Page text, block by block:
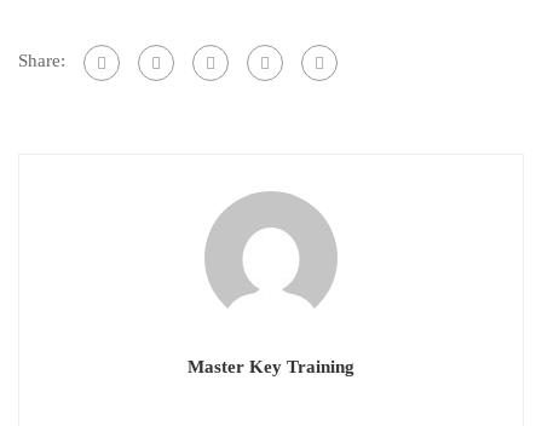
Share:
Master Key Training